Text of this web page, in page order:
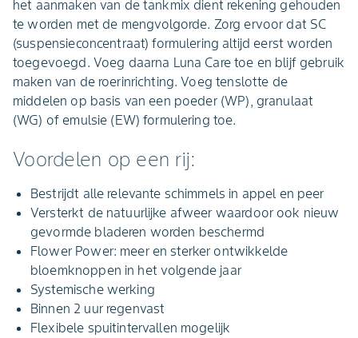
het aanmaken van de tankmix dient rekening gehouden
te worden met de mengvolgorde. Zorg ervoor dat SC
(suspensieconcentraat) formulering altijd eerst worden
toegevoegd. Voeg daarna Luna Care toe en blijf gebruik
maken van de roerinrichting. Voeg tenslotte de
middelen op basis van een poeder (WP), granulaat
(WG) of emulsie (EW) formulering toe.
Voordelen op een rij:
Bestrijdt alle relevante schimmels in appel en peer
Versterkt de natuurlijke afweer waardoor ook nieuw
gevormde bladeren worden beschermd
Flower Power: meer en sterker ontwikkelde
bloemknoppen in het volgende jaar
Systemische werking
Binnen 2 uur regenvast
Flexibele spuitintervallen mogelijk